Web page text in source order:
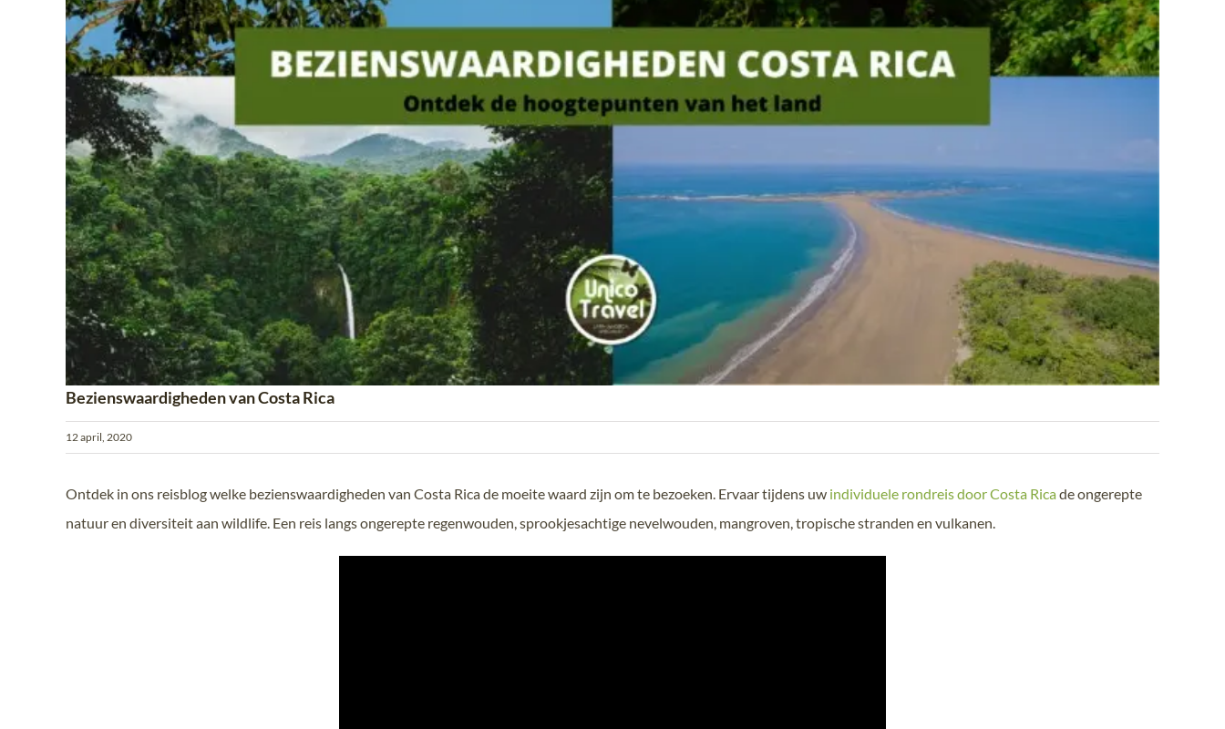
Bezienswaardigheden van Costa Rica
12 april, 2020
Ontdek in ons reisblog welke bezienswaardigheden van Costa Rica de moeite waard zijn om te bezoeken. Ervaar tijdens uw individuele rondreis door Costa Ricade ongerepte
natuur en diversiteit aan wildlife. Een reis langs ongerepte regenwouden, sprookjesachtige nevelwouden, mangroven, tropische stranden en vulkanen.